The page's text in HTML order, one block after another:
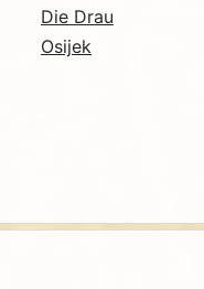
Die Drau
Osijek